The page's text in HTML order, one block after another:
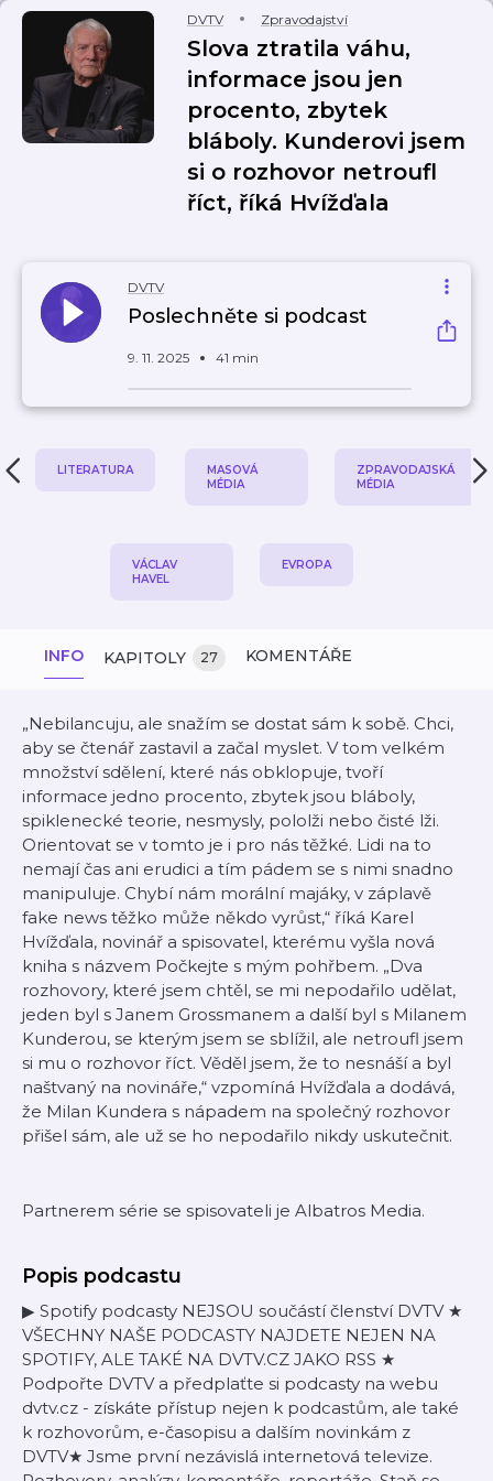
DVTV Zpravodajství
Slova ztratila váhu,
informace jsou jen
procento, zbytek
bláboly. Kunderovi jsem
si o rozhovor netroufl
říct, říká Hvížďala
DVTV
Poslechněte si podcast
9. 11. 2025 41 min
LITERATURA
MASOVÁ
MÉDIA
ZPRAVODAJSKÁ
MÉDIA
VÁCLAV
HAVEL
EVROPA
INFO KAPITOLY 27 KOMENTÁŘE
„Nebilancuju, ale snažím se dostat sám k sobě. Chci,
aby se čtenář zastavil a začal myslet. V tom velkém
množství sdělení, které nás obklopuje, tvoří
informace jedno procento, zbytek jsou bláboly,
spiklenecké teorie, nesmysly, pololži nebo čisté lži.
Orientovat se v tomto je i pro nás těžké. Lidi na to
nemají čas ani erudici a tím pádem se s nimi snadno
manipuluje. Chybí nám morální majáky, v záplavě
fake news těžko může někdo vyrůst,“ říká Karel
Hvížďala, novinář a spisovatel, kterému vyšla nová
kniha s názvem Počkejte s mým pohřbem. „Dva
rozhovory, které jsem chtěl, se mi nepodařilo udělat,
jeden byl s Janem Grossmanem a další byl s Milanem
Kunderou, se kterým jsem se sblížil, ale netroufl jsem
si mu o rozhovor říct. Věděl jsem, že to nesnáší a byl
naštvaný na novináře,“ vzpomíná Hvížďala a dodává,
že Milan Kundera s nápadem na společný rozhovor
přišel sám, ale už se ho nepodařilo nikdy uskutečnit.
Partnerem série se spisovateli je Albatros Media.
Popis podcastu
▶ Spotify podcasty NEJSOU součástí členství DVTV ★
VŠECHNY NAŠE PODCASTY NAJDETE NEJEN NA
SPOTIFY, ALE TAKÉ NA DVTV.CZ JAKO RSS ★
Podpořte DVTV a předplaťte si podcasty na webu
dvtv.cz - získáte přístup nejen k podcastům, ale také
k rozhovorům, e-časopisu a dalším novinkám z
DVTV★ Jsme první nezávislá internetová televize.